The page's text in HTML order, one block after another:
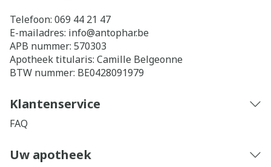
Telefoon: 069 44 21 47
E-mailadres: info@antophar.be
APB nummer: 570303
Apotheek titularis: Camille Belgeonne
BTW nummer: BE0428091979
Klantenservice
FAQ
Uw apotheek